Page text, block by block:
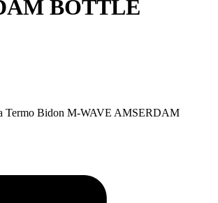
BOTTLE
Termo Bidon M-WAVE AMSERDAM